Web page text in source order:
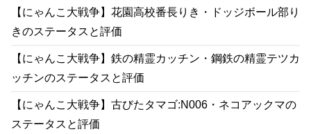
【にゃんこ大戦争】花園高校番長りき・ドッジボール部り
きのステータスと評価
【にゃんこ大戦争】鉄の精霊カッチン・鋼鉄の精霊テツカ
ッチンのステータスと評価
【にゃんこ大戦争】古びたタマゴ:N006・ネコアックマの
ステータスと評価